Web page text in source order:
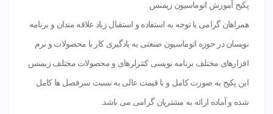
پکیج آموزش اتوماسیون زیمنس
همراهان گرامی با توجه به استفاده و استقبال زیاد علاقه مندان و برنامه
نویسان در حوزه اتوماسیون صنعتی به یادگیری کار با محصولات و نرم
افزارهای مختلف برنامه نویسی کنترلرهای و محصولات مختلف زیمنس
این پکیج به صورت کامل و با قیمت عالی به نسبت سرفصل ها کامل
شده و آماده ارائه به مشتریان گرامی می باشد.